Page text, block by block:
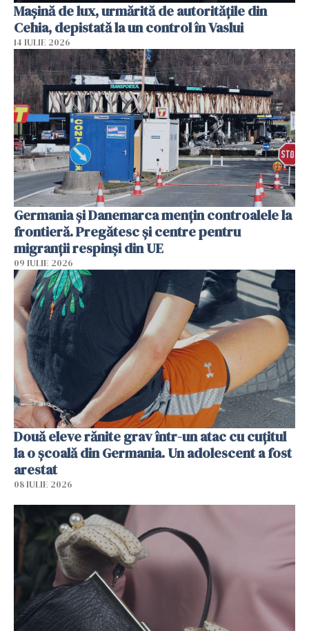
Mașină de lux, urmărită de autoritățile din
Cehia, depistată la un control în Vaslui
14 IULIE 2026
Germania și Danemarca mențin controalele la
frontieră. Pregătesc și centre pentru
migranții respinși din UE
09 IULIE 2026
Două eleve rănite grav într-un atac cu cuțitul
la o școală din Germania. Un adolescent a fost
arestat
08 IULIE 2026